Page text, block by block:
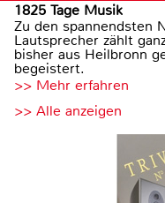
1825 Tage Musik
Zu den spannendsten
Lautsprecher zählt
bisher aus Heilbronn
begeistert.
>> Mehr erfahren
>> Alle anzeigen